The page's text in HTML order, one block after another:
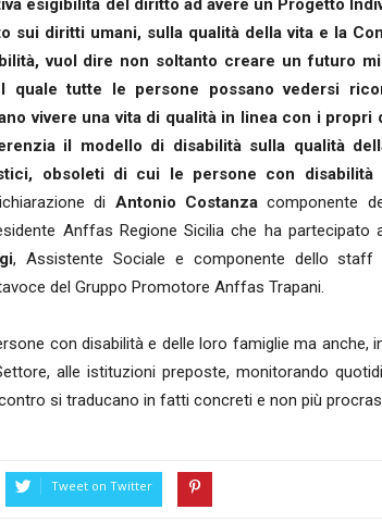
esigibilità del diritto ad avere un Progetto
sui diritti umani, sulla qualità della vita e la
vuol dire non soltanto creare un futuro
quale tutte le persone possano vedersi
vivere una vita di qualità in linea con i propri
il modello di disabilità sulla qualità
obsoleti di cui le persone con
di Antonio Costanza componente
Anffas Regione Sicilia che ha partecipato
, Assistente Sociale e componente dello
del Gruppo Promotore Anffas Trapani.
con disabilità e delle loro famiglie ma anche,
alle istituzioni preposte, monitorando
si traducano in fatti concreti e non più
Tweet on Twitter